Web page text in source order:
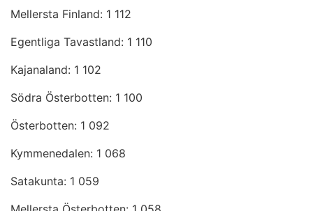
Mellersta Finland: 1 112
Egentliga Tavastland: 1 110
Kajanaland: 1 102
Södra Österbotten: 1 100
Österbotten: 1 092
Kymmenedalen: 1 068
Satakunta: 1 059